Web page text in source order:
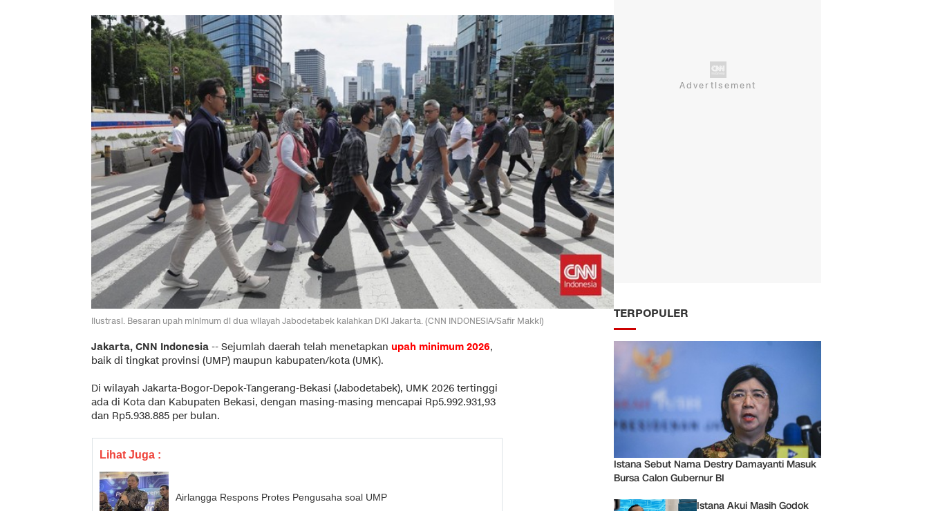
Ilustrasi. Besaran upah minimum di dua wilayah Jabodetabek kalahkan DKI Jakarta. (CNN INDONESIA/Safir Makki)
Jakarta, CNN Indonesia -- Sejumlah daerah telah menetapkan upah minimum 2026,
baik di tingkat provinsi (UMP) maupun kabupaten/kota (UMK).
Di wilayah Jakarta-Bogor-Depok-Tangerang-Bekasi (Jabodetabek), UMK 2026 tertinggi
ada di Kota dan Kabupaten Bekasi, dengan masing-masing mencapai Rp5.992.931,93
dan Rp5.938.885 per bulan.
Lihat Juga :
Airlangga Respons Protes Pengusaha soal UMP
TERPOPULER
Istana Sebut Nama Destry Damayanti Masuk
Bursa Calon Gubernur BI
Istana Akui Masih Godok